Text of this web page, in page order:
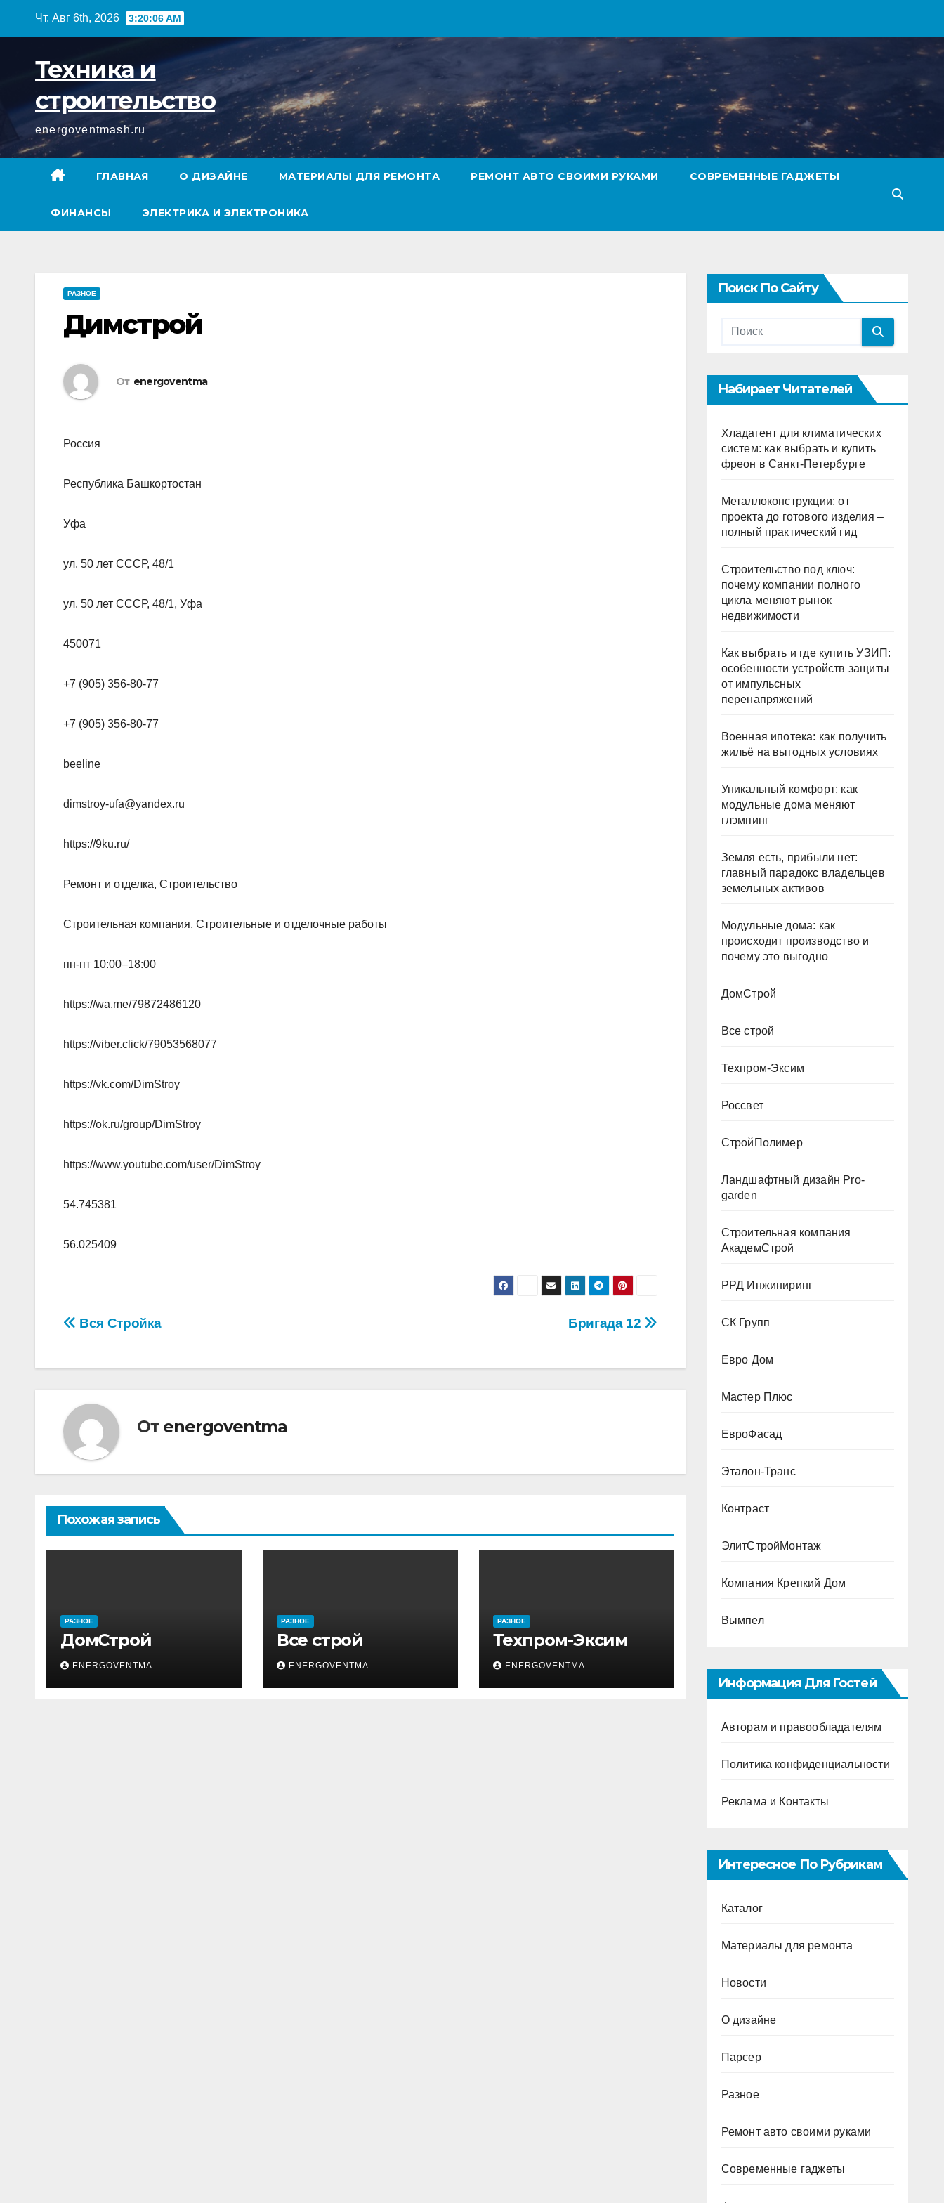
Чт. Авг 6th, 2026 3:20:07 AM
Техника и
строительство
energoventmash.ru
ГЛАВНАЯ О ДИЗАЙНЕ МАТЕРИАЛЫ ДЛЯ РЕМОНТА РЕМОНТ АВТО СВОИМИ РУКАМИ СОВРЕМЕННЫЕ ГАДЖЕТЫ
ФИНАНСЫ ЭЛЕКТРИКА И ЭЛЕКТРОНИКА
РАЗНОЕ
Димстрой
От energoventma
Россия
Республика Башкортостан
Уфа
ул. 50 лет СССР, 48/1
ул. 50 лет СССР, 48/1, Уфа
450071
+7 (905) 356-80-77
+7 (905) 356-80-77
beeline
dimstroy-ufa@yandex.ru
https://9ku.ru/
Ремонт и отделка, Строительство
Строительная компания, Строительные и отделочные работы
пн-пт 10:00–18:00
https://wa.me/79872486120
https://viber.click/79053568077
https://vk.com/DimStroy
https://ok.ru/group/DimStroy
https://www.youtube.com/user/DimStroy
54.745381
56.025409
Навигация
Бригада 12
Вся Стройка
От energoventma
Похожая запись
РАЗНОЕ
ДомСтрой
ENERGOVENTMA
РАЗНОЕ
Все строй
ENERGOVENTMA
РАЗНОЕ
Техпром-Эксим
ENERGOVENTMA
Поиск По Сайту
Набирает Читателей
Хладагент для климатических
систем: как выбрать и купить
фреон в Санкт-Петербурге
Металлоконструкции: от
проекта до готового изделия –
полный практический гид
Строительство под ключ:
почему компании полного
цикла меняют рынок
недвижимости
Как выбрать и где купить УЗИП:
особенности устройств защиты
от импульсных
перенапряжений
Военная ипотека: как получить
жильё на выгодных условиях
Уникальный комфорт: как
модульные дома меняют
глэмпинг
Земля есть, прибыли нет:
главный парадокс владельцев
земельных активов
Модульные дома: как
происходит производство и
почему это выгодно
ДомСтрой
Все строй
Техпром-Эксим
Россвет
СтройПолимер
Ландшафтный дизайн Pro-
garden
Строительная компания
АкадемСтрой
РРД Инжиниринг
СК Групп
Евро Дом
Мастер Плюс
ЕвроФасад
Эталон-Транс
Контраст
ЭлитСтройМонтаж
Компания Крепкий Дом
Вымпел
Информация Для Гостей
Авторам и правообладателям
Политика конфиденциальности
Реклама и Контакты
Интересное По Рубрикам
Каталог
Материалы для ремонта
Новости
О дизайне
Парсер
Разное
Ремонт авто своими руками
Современные гаджеты